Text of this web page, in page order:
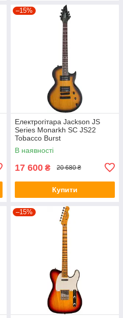
–15%
Електрогітара Jackson JS
Series Monarkh SC JS22
Tobacco Burst
В наявності
17 600 ₴ 20 680 ₴
Купити
–15%